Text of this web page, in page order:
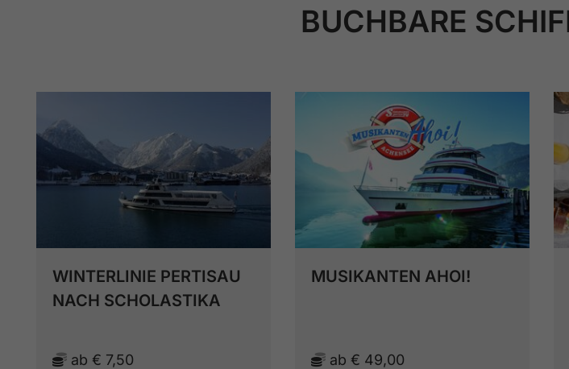
BUCHBARE
WINTERLINIE PERTISAU
NACH SCHOLASTIKA
ab € 7,50
MUSIKANTEN AHOI!
ab € 49,00